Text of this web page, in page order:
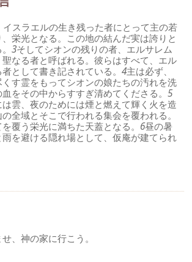
イスラエルの生き残った者にとって主の若
栄光となる。この地の結んだ実は誇りと
。3そしてシオンの残りの者、エルサレム
なる者と呼ばれる。彼らはすべて、エル
として書き記されている。4主は必ず、
す霊をもってシオンの娘たちの汚れを洗
をその中からすすぎ清めてくださる。5
雲、夜のためには煙と燃えて輝く火を造
全域とそこで行われる集会を覆われる。
覆う栄光に満ちた天蓋となる。 6昼の暑
を避ける隠れ場として、仮庵が建てられ
、神の家に行こう。